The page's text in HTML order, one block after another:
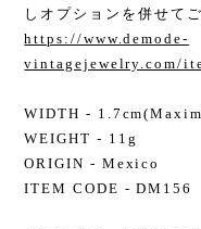
しオプションを併せて
https://www.demode-
vintagejewelry.com/
WIDTH -
WEIGHT - 11g
ORIGIN - Mexico
ITEM CODE - DM156